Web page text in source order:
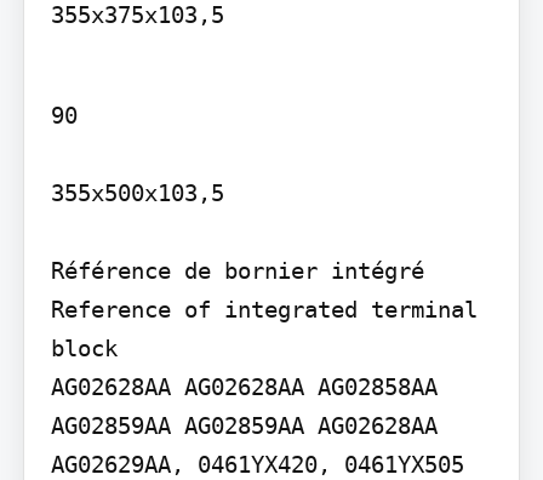
355x375x103,5
90
355x500x103,5
Référence de bornier intégré
Reference of integrated terminal
block
AG02628AA AG02628AA AG02858AA
AG02859AA AG02859AA AG02628AA
AG02629AA, 0461YX420, 0461YX505